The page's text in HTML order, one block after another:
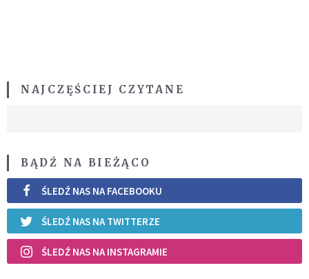
NAJCZĘŚCIEJ CZYTANE
BĄDŹ NA BIEŻĄCO
ŚLEDŹ NAS NA FACEBOOKU
ŚLEDŹ NAS NA TWITTERZE
ŚLEDŹ NAS NA INSTAGRAMIE